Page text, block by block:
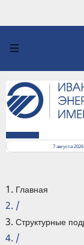
основному
7 августа 2026
Главная
/
Структурные
/